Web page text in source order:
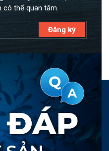
có thể quan tâm.